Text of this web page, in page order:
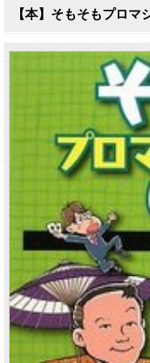
【本】そもそもプロマ